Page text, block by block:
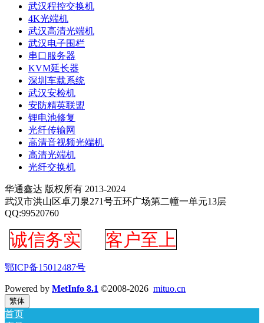
武汉程控交换机
4K光端机
武汉高清光端机
武汉电子围栏
串口服务器
KVM延长器
深圳车载系统
武汉安检机
安防精英联盟
锂电池修复
光纤传输网
高清音视频光端机
高清光端机
光纤交换机
华通鑫达 版权所有 2013-2024
武汉市洪山区卓刀泉271号五环广场第二幢一单元13层
QQ:99520760
诚信务实 客户至上
鄂ICP备15012487号
Powered by MetInfo 8.1 ©2008-2026 mituo.cn
繁体
首页